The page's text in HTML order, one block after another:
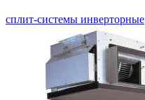
сплит-системы инверторные